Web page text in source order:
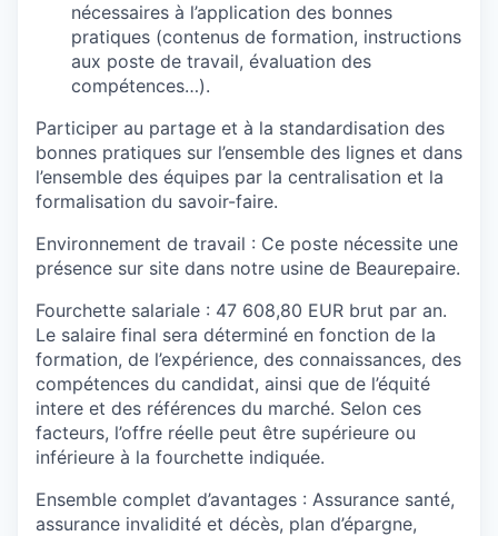
nécessaires à l’application des bonnes
pratiques (contenus de formation, instructions
aux poste de travail, évaluation des
compétences…).
Participer au partage et à la standardisation des
bonnes pratiques sur l’ensemble des lignes et dans
l’ensemble des équipes par la centralisation et la
formalisation du savoir-faire.
Environnement de travail : Ce poste nécessite une
présence sur site dans notre usine de Beaurepaire.
Fourchette salariale : 47 608,80 EUR brut par an.
Le salaire final sera déterminé en fonction de la
formation, de l’expérience, des connaissances, des
compétences du candidat, ainsi que de l’équité
intere et des références du marché. Selon ces
facteurs, l’offre réelle peut être supérieure ou
inférieure à la fourchette indiquée.
Ensemble complet d’avantages : Assurance santé,
assurance invalidité et décès, plan d’épargne,